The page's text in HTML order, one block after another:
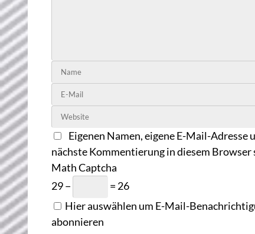
Eigenen Namen, eigene E-Mail-Adresse
nächste Kommentierung in diesem Browser
Math Captcha
29 −
= 26
Hier auswählen um E-Mail-
abonnieren